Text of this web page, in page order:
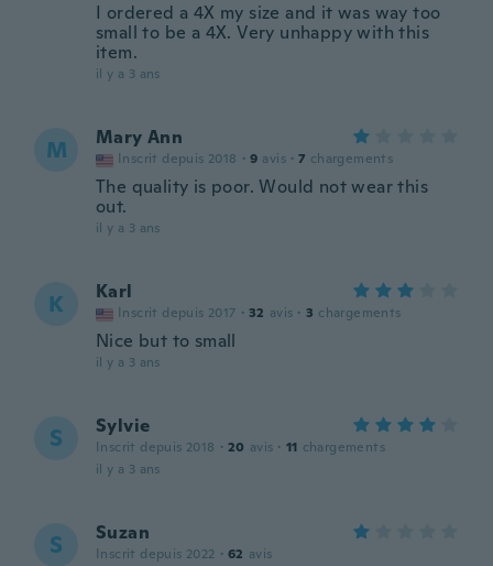
I ordered a 4X my size and it was way too
small to be a 4X. Very unhappy with this
item.
il y a 3 ans
M Mary Ann
Inscrit depuis 2018 · 9 avis · 7 chargements
The quality is poor. Would not wear this
out.
il y a 3 ans
K Karl
Inscrit depuis 2017 · 32 avis · 3 chargements
Nice but to small
il y a 3 ans
S Sylvie
Inscrit depuis 2018 · 20 avis · 11 chargements
il y a 3 ans
S Suzan
Inscrit depuis 2022 · 62 avis